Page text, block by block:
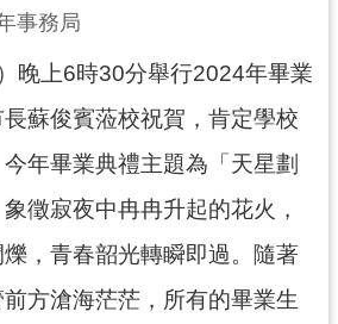
事務局
晚上6時30分舉行2024年畢業
蘇俊賓蒞校祝賀，肯定學校
年畢業典禮主題為「天星劃
徵寂夜中冉冉升起的花火，
，青春韶光轉瞬即過。隨著
方滄海茫茫，所有的畢業生